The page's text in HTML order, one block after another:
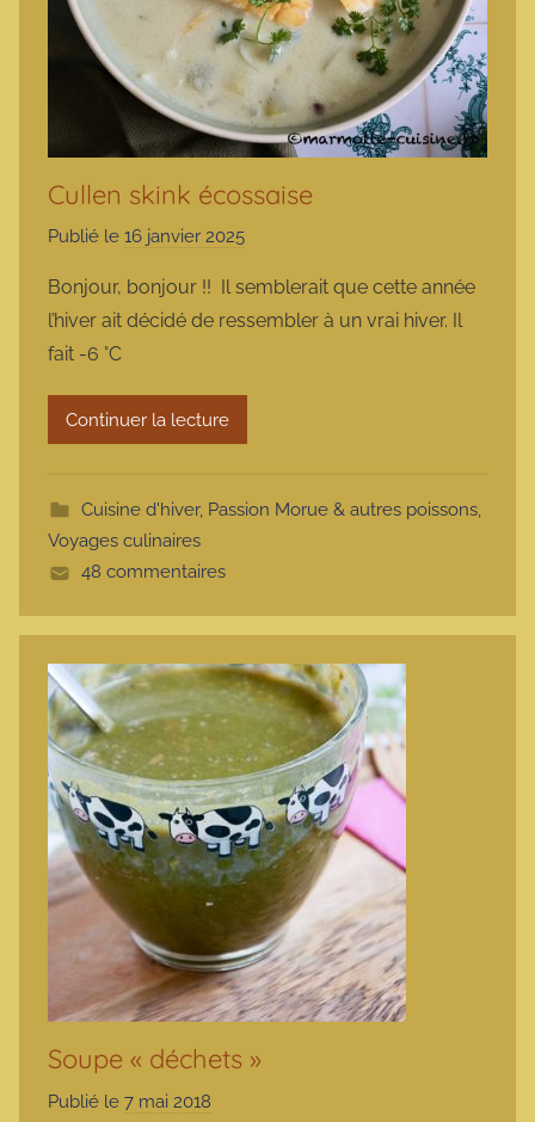
Cullen skink écossaise
Publié le 16 janvier 2025
r
m
r
t
Bonjour, bonjour !! Il semblerait que cette année
l’hiver ait décidé de ressembler à un vrai hiver. Il
fait -6 °C
Continuer la lecture
Cuisine d'hiver, Passion Morue & autres poissons,
Voyages culinaires
48 commentaires
Soupe « déchets »
Publié le 7 mai 2018